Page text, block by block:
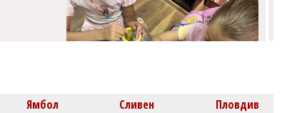
Ямбол Сливен Пловдив